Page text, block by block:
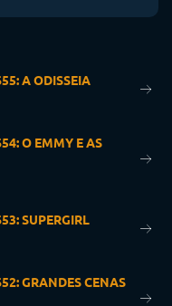
A ODISSEIA
O EMMY E AS
SUPERGIRL
GRANDES CENAS